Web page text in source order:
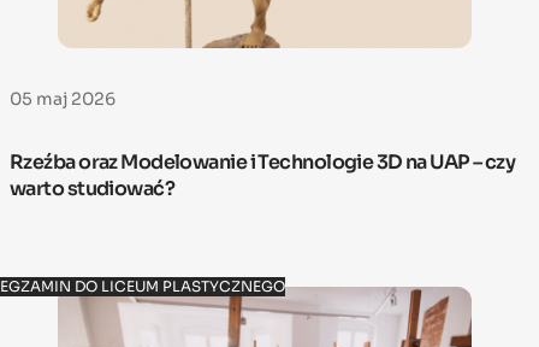
05 maj 2026
Rzeźba oraz Modelowanie i Technologie 3D na UAP – czy
warto studiować?
EGZAMIN DO LICEUM PLASTYCZNEGO